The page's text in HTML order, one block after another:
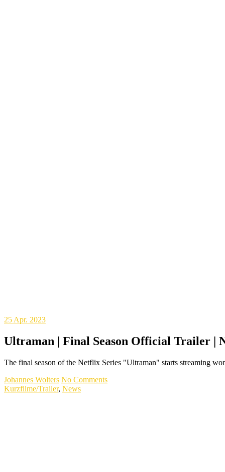
25 Apr. 2023
Ultraman | Final Season Official Trailer |
The final season of the Netflix Series "Ultraman" starts streaming
Johannes Wolters No Comments
Kurzfilme/Trailer, News